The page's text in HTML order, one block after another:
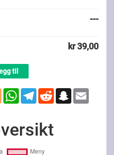
---
kr 39,00
til
BloggerWhatsAppTelegramReddit Snapchat